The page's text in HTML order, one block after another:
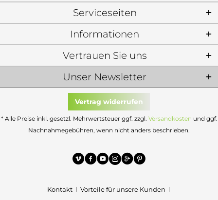
Serviceseiten
Informationen
Unser Newsletter
Vertrauen Sie uns
Vertrag widerrufen
* Alle Preise inkl. gesetzl. Mehrwertsteuer ggf. zzgl. Versandkosten und ggf.
Nachnahmegebühren, wenn nicht anders beschrieben.
Kontakt
Vorteile für unsere Kunden